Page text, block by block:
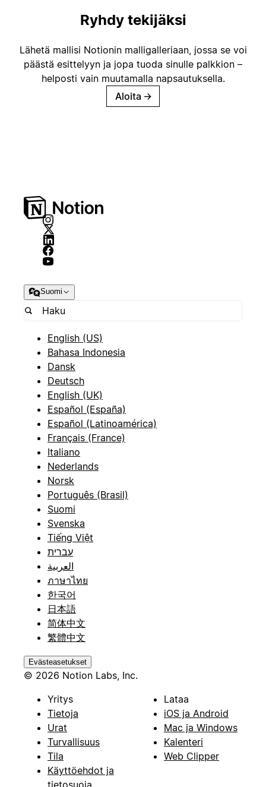
Ryhdy tekijäksi
Lähetä mallisi Notionin malligalleriaan, jossa se voi
päästä esittelyyn ja jopa tuoda sinulle palkkion –
helposti vain muutamalla napsautuksella.
Aloita →
Suomi
English (US)
Bahasa Indonesia
Dansk
Deutsch
English (UK)
Español (España)
Español (Latinoamérica)
Français (France)
Italiano
Nederlands
Norsk
Português (Brasil)
Suomi
Svenska
Tiếng Việt
עברית
العربية
ภาษาไทย
한국어
日本語
简体中文
繁體中文
Evästeasetukset
© 2026 Notion Labs, Inc.
Yritys
Tietoja
Urat
Turvallisuus
Tila
Käyttöehdot ja
tietosuoja
Lataa
iOS ja Android
Mac ja Windows
Kalenteri
Web Clipper